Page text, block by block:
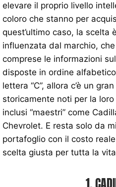
elevare il proprio livello
coloro che stanno per
quest’ultimo caso, la scelta
influenzata dal marchio,
comprese le informazioni
disposte in ordine
lettera “C”, allora c’è un
storicamente noti per la
inclusi “maestri” come
Chevrolet. E resta solo da
portafoglio con il costo
scelta giusta per tutta la